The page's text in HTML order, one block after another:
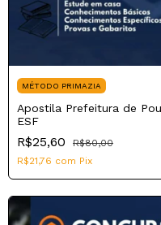
MÉTODO PRIMAZIA
Apostila Prefeitura de
ESF
R$25,60
R$80,00
R$21,76 com Pix